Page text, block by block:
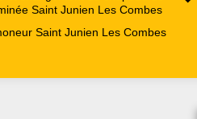
Saint Junien Les Combes
Saint Junien Les Combes